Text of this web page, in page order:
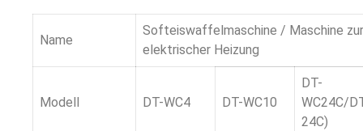
Name
Softeiswaffelmaschine / Maschine
elektrischer Heizung
Modell DT-WC4 DT-WC10
DT-
WC24C/
24C)